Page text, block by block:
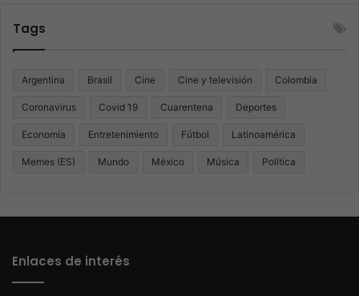
Tags
Argentina Brasil Cine Cine y televisión Colombia
Coronavirus Covid 19 Cuarentena Deportes
Economía Entretenimiento Fútbol Latinoamérica
Memes (ES) Mundo México Música Politica
Enlaces de interés